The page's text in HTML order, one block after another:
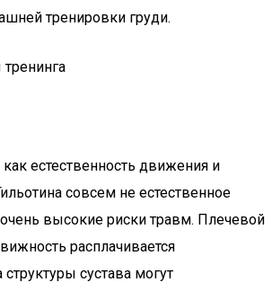
тренировки груди.
как естественность движения и
совсем не естественное
высокие риски травм. Плечевой
расплачивается
сустава могут